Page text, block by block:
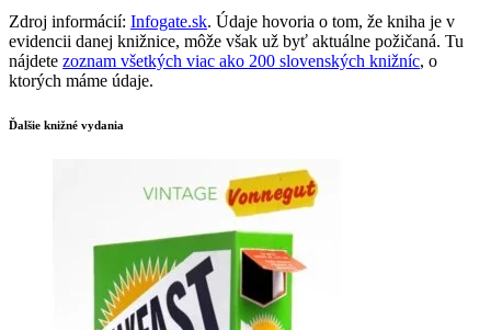
Zdroj informácií: Infogate.sk. Údaje hovoria o tom, že kniha je v
evidencii danej knižnice, môže však už byť aktuálne požičaná. Tu
nájdete zoznam všetkých viac ako 200 slovenských knižníc, o
ktorých máme údaje.
Ďalšie knižné vydania